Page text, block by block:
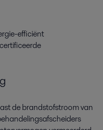
efficiënt
de brandstofstroom van